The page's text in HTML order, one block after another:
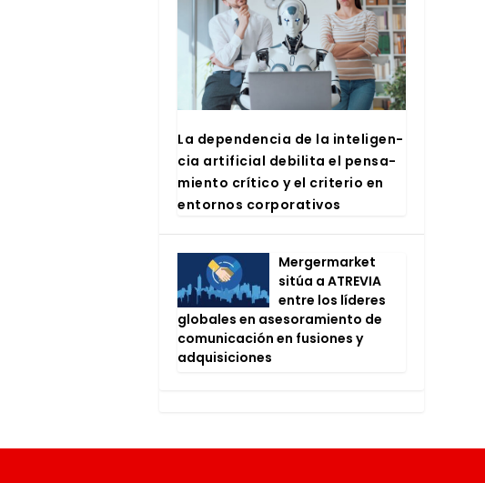
La depen­den­cia de la inte­li­gen­
cia arti­fi­cial debi­li­ta el pen­sa­
mien­to crí­ti­co y el cri­te­rio en
entor­nos cor­po­ra­ti­vos
Mer­ger­mar­ket
sitúa a ATRE­VIA
entre los líde­res
glo­ba­les en ase­so­ra­mien­to de
comu­ni­ca­ción en fusio­nes y
adqui­si­cio­nes